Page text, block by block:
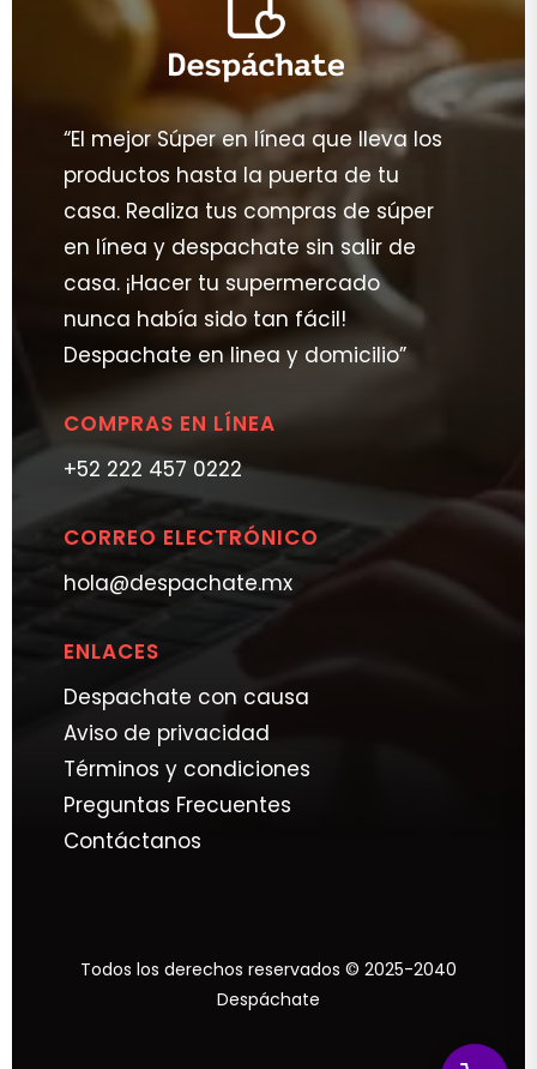
“El mejor Súper en línea que lleva los
productos hasta la puerta de tu
casa. Realiza tus compras de súper
en línea y despachate sin salir de
casa. ¡Hacer tu supermercado
nunca había sido tan fácil!
Despachate en linea y domicilio”
COMPRAS EN LÍNEA
+52 222 457 0222
CORREO ELECTRÓNICO
hola@despachate.mx
ENLACES
Despachate con causa
Aviso de privacidad
Términos y condiciones
Preguntas Frecuentes
Contáctanos
Todos los derechos reservados © 2025-2040
Despáchate